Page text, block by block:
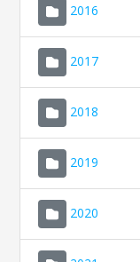
2016
2017
2018
2019
2020